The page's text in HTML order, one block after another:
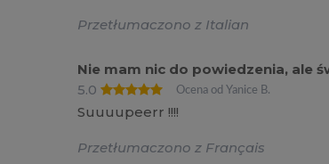
Przetłumaczono z Italian
Nie mam nic do powiedzenia, ale
5.0
Ocena od Yanice B.
Suuuupeerr !!!!
Przetłumaczono z Français